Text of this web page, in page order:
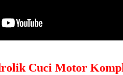
Cuci Motor